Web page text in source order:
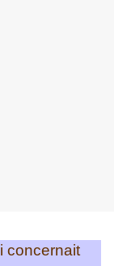
concernait